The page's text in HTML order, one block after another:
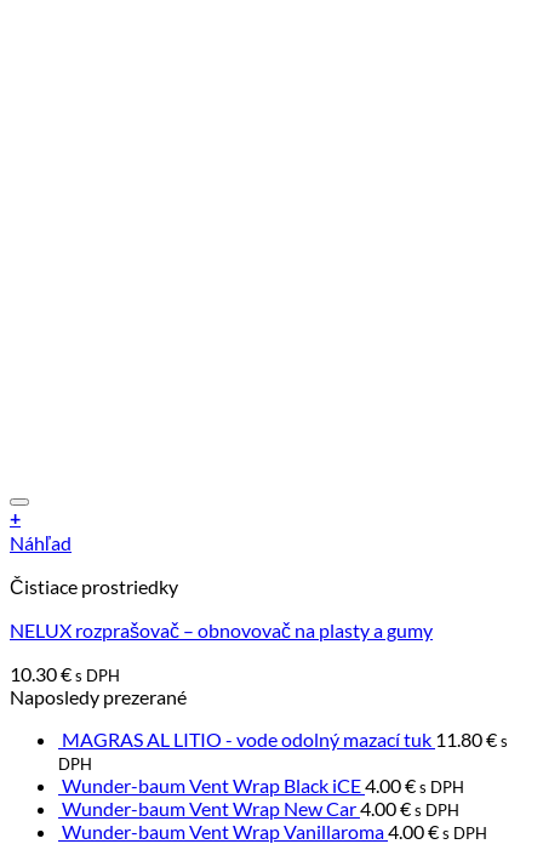
+
Náhľad
Čistiace prostriedky
NELUX rozprašovač – obnovovač na plasty a gumy
10.30€s DPH
Naposledy prezerané
MAGRAS AL LITIO - vode odolný mazací tuk 11.80€s
DPH
Wunder-baum Vent Wrap Black iCE4.00€s DPH
Wunder-baum Vent Wrap New Car4.00€s DPH
Wunder-baum Vent Wrap Vanillaroma4.00€s DPH